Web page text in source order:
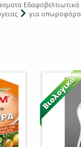
Εδαφοβελτιωτικά
για οπωροφόρα